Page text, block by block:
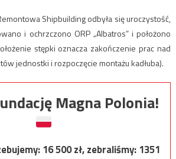
Shipbuilding odbyła się uroczystość,
i ochrzczono ORP „Albatros” i położono
stępki oznacza zakończenie prac nad
jednostki i rozpoczęcie montażu kadłuba).
Magna Polonia!
16 500zł, zebraliśmy:1351